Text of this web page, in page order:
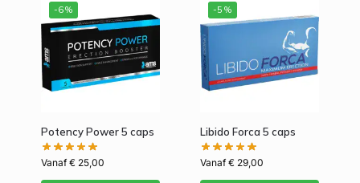
-6%
Potency Power 5 caps
Vanaf€25,00
-5%
Libido Forca 5 caps
Vanaf€ 29,00